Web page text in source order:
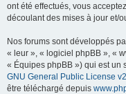
ont été effectués, vous
découlant des mises à jour et/
Nos forums sont développés
« leur », « logiciel phpBB », «
« Équipes phpBB ») qui est un
GNU General Public License v2
être téléchargé depuis